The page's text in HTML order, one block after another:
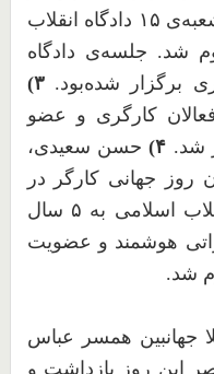
۱۵ دادگاه انقلاب
شد. جلسه‌ی دادگاه
برگزار شده‌بود.۳)
کارگری و عضو
شد. ۴) حسن سعیدی،
جهانی کارگر در
اسلامی به ۵ سال
هوشمند و عضویت
شد.
جهانبین همسر عباس
این روز بازداشت و